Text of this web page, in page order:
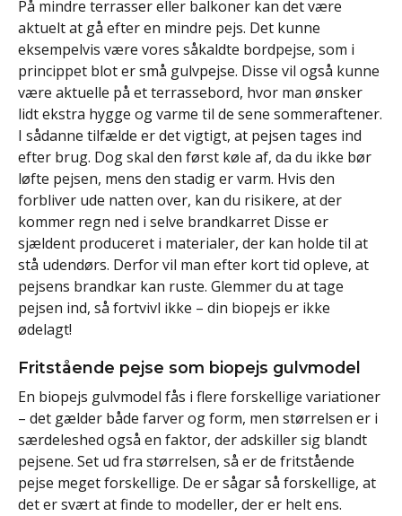
På mindre terrasser eller balkoner kan det være
aktuelt at gå efter en mindre pejs. Det kunne
eksempelvis være vores såkaldte bordpejse, som i
princippet blot er små gulvpejse. Disse vil også kunne
være aktuelle på et terrassebord, hvor man ønsker
lidt ekstra hygge og varme til de sene sommeraftener.
I sådanne tilfælde er det vigtigt, at pejsen tages ind
efter brug. Dog skal den først køle af, da du ikke bør
løfte pejsen, mens den stadig er varm. Hvis den
forbliver ude natten over, kan du risikere, at der
kommer regn ned i selve brandkarret Disse er
sjældent produceret i materialer, der kan holde til at
stå udendørs. Derfor vil man efter kort tid opleve, at
pejsens brandkar kan ruste. Glemmer du at tage
pejsen ind, så fortvivl ikke – din biopejs er ikke
ødelagt!
Fritstående pejse som biopejs gulvmodel
En biopejs gulvmodel fås i flere forskellige variationer
– det gælder både farver og form, men størrelsen er i
særdeleshed også en faktor, der adskiller sig blandt
pejsene. Set ud fra størrelsen, så er de fritstående
pejse meget forskellige. De er sågar så forskellige, at
det er svært at finde to modeller, der er helt ens.